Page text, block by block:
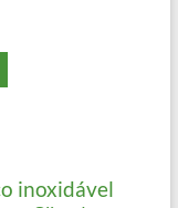
inoxidável